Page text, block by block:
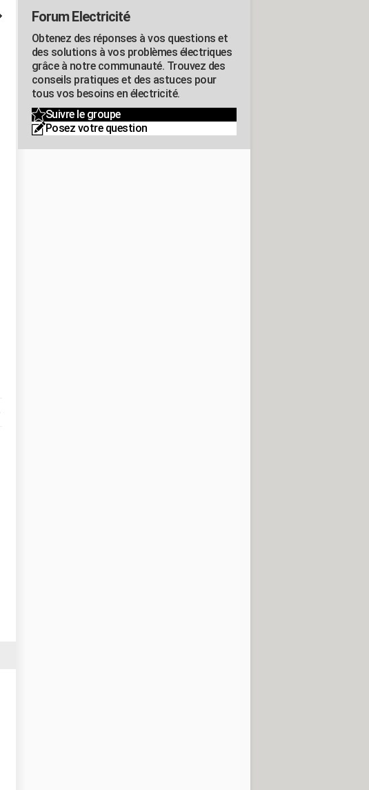
Forum Electricité
Obtenez des réponses à vos questions et
des solutions à vos problèmes électriques
grâce à notre communauté. Trouvez des
conseils pratiques et des astuces pour
tous vos besoins en électricité.
Suivre le groupe
Posez votre question